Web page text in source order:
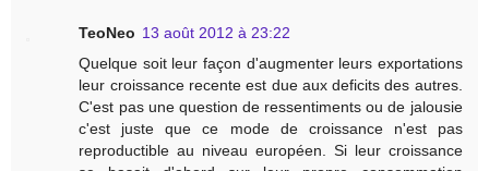
TeoNeo 13 août 2012 à 23:22
Quelque soit leur façon d'augmenter leurs exportations
leur croissance recente est due aux deficits des autres.
C'est pas une question de ressentiments ou de jalousie
c'est juste que ce mode de croissance n'est pas
reproductible au niveau européen. Si leur croissance